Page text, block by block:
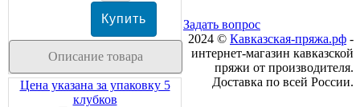
Описание товара
Цена указана за упаковку 5
клубков
Задать вопрос
2024 © Кавказская-пряжа.рф -
интернет-магазин кавказской
пряжи от производителя.
Доставка по всей России.